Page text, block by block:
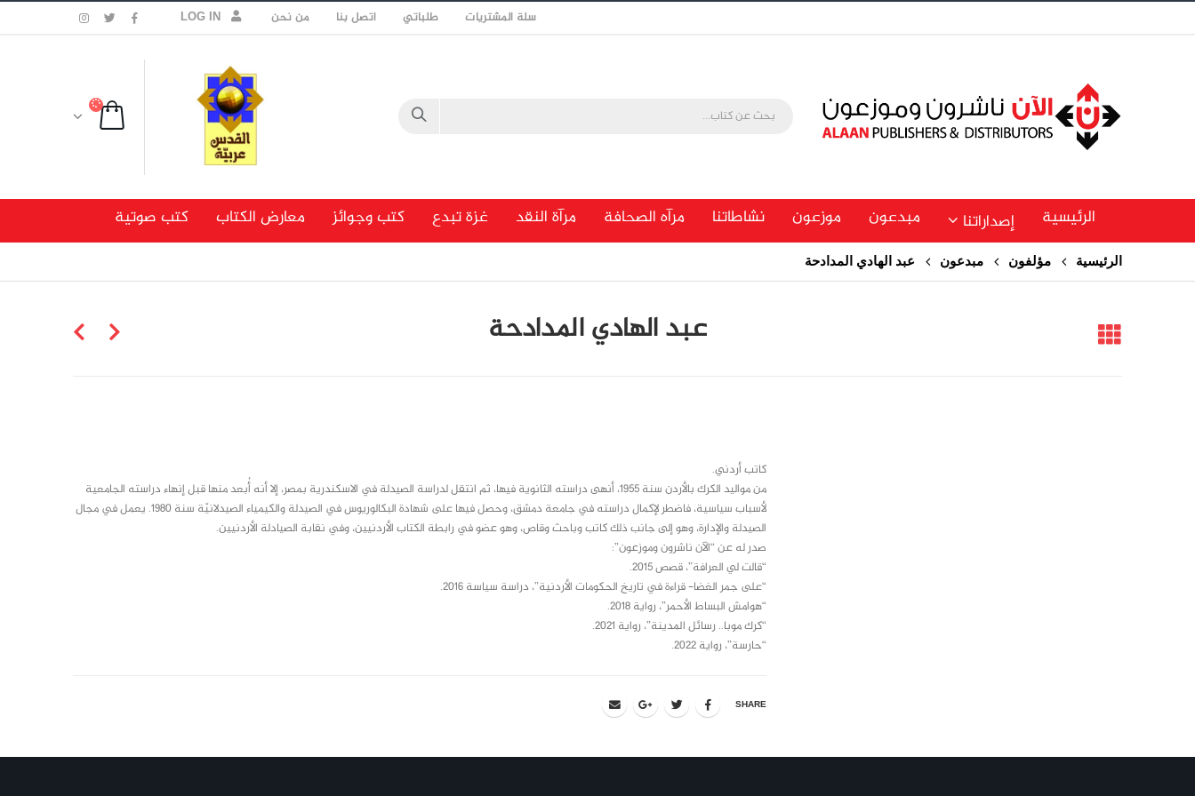
سلة المشتريات طلباتي اتصل بنا من نحن LOG IN
الرئيسية إصداراتنا مبدعون موزعون نشاطاتنا مرآه الصحافة مرآة النقد غزة تبدع كتب وجوائز معارض الكتاب كتب صوتية
الرئيسية مؤلفون مبدعون عبد الهادي المدادحة
عبد الهادي المدادحة
كاتب أردني.
من مواليد الكرك بالأردن سنة 1955، أنهى دراسته الثانوية فيها، ثم انتقل لدراسة الصيدلة في الاسكندرية بمصر، إلا أنه أُبعد منها قبل إنهاء دراسته الجامعية
لأسباب سياسية، فاضطر لإكمال دراسته في جامعة دمشق، وحصل فيها على شهادة البكالوريوس في الصيدلة والكيمياء الصيدلانيّة سنة 1980. يعمل في مجال
الصيدلة والإدارة، وهو إلى جانب ذلك كاتب وباحث وقاص، وهو عضو في رابطة الكتاب الأردنيين، وفي نقابة الصيادلة الأردنيين.
صدر له عن “الآن ناشرون وموزعون”:
“قالت لي العرافة”، قصص 2015.
“على جمر الغضا- قراءة في تاريخ الحكومات الأردنية”، دراسة سياسة 2016.
“هوامش البساط الأحمر”، رواية 2018.
“كرك موبا.. رسائل المدينة”، رواية 2021.
“حارسة”، رواية 2022.
SHARE